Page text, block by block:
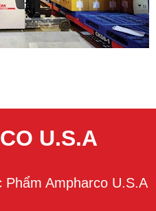
U.S.A
Ampharco U.S.A